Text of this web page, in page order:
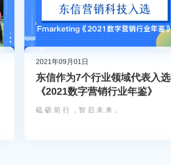
2021年09月01日
东信作为7个行业领域代表入选
《2021数字营销行业年鉴》
砥 砺 前 行 ，智 启 未 来 。